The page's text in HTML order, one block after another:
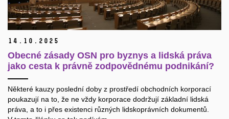
14. 10. 2025
Obecné zásady OSN pro byznys a lidská práva
jako cesta k právně zodpovědnému podnikání?
Některé kauzy poslední doby z prostředí obchodních korporací
poukazují na to, že ne vždy korporace dodržují základní lidská
práva, a to i přes existenci různých lidskoprávních dokumentů.